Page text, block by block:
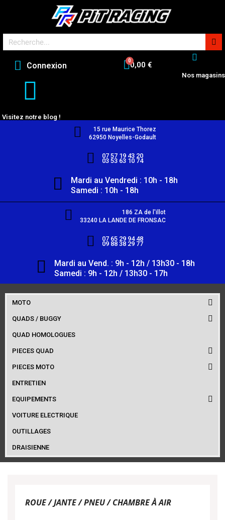
Connexion 0,00 €
Nos magasins
Visitez notre blog !
15 rue Maurice Thorez
62950 Noyelles-Godault
07 57 19 43 20
03 53 63 10 74
Mardi au Vendredi : 10h - 18h
Samedi : 10h - 18h
186 ZA de l'illot
33240 LA LANDE DE FRONSAC
07 65 29 94 48
09 88 38 29 77
Mardi au Vend. : 9h - 12h / 13h30 - 18h
Samedi : 9h - 12h / 13h30 - 17h
MOTO
QUADS / BUGGY
QUAD HOMOLOGUES
PIECES QUAD
PIECES MOTO
ENTRETIEN
EQUIPEMENTS
VOITURE ELECTRIQUE
OUTILLAGES
DRAISIENNE
ROUE / JANTE / PNEU / CHAMBRE À AIR